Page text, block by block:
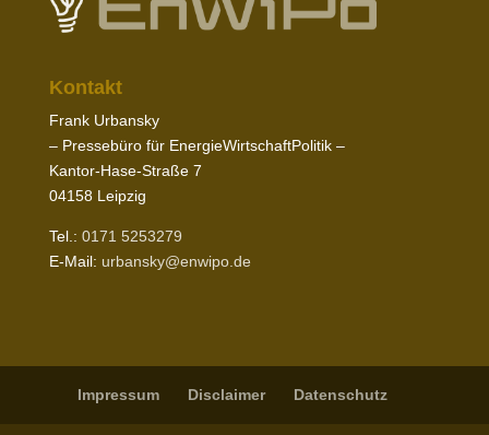
Kontakt
Frank Urbansky
– Pres­sebüro für EnergieWirtschaftPolitik –
Kantor-​Hase-​Straße 7
04158Leipzig
Tel.: 0171 5253279
E‑Mail: urbansky@​enwipo.​de
Impressum Disclaimer Daten­schutz